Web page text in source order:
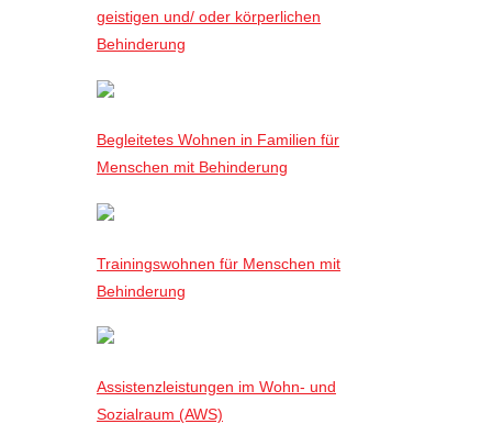
geistigen und/ oder körperlichen
Behinderung
Begleitetes Wohnen in Familien für
Menschen mit Behinderung
Trainingswohnen für Menschen mit
Behinderung
Assistenzleistungen im Wohn- und
Sozialraum (AWS)